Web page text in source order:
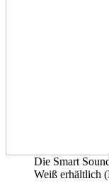
Die Smart
Weiß erhältlich